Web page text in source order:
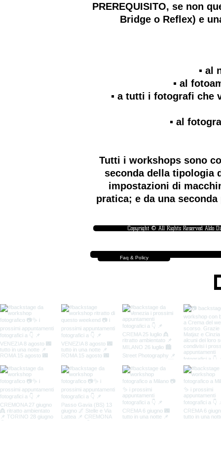
PREREQUISITO, se non
Bridge o Reflex) e
▪️ al
▪️ al
▪️ a tutti i fotografi che
▪️ al
Tutti i workshops sono
seconda della tipologia
impostazioni di
pratica; e da una
Faq & Policy
Copyright © All Rights Reserved Aldo